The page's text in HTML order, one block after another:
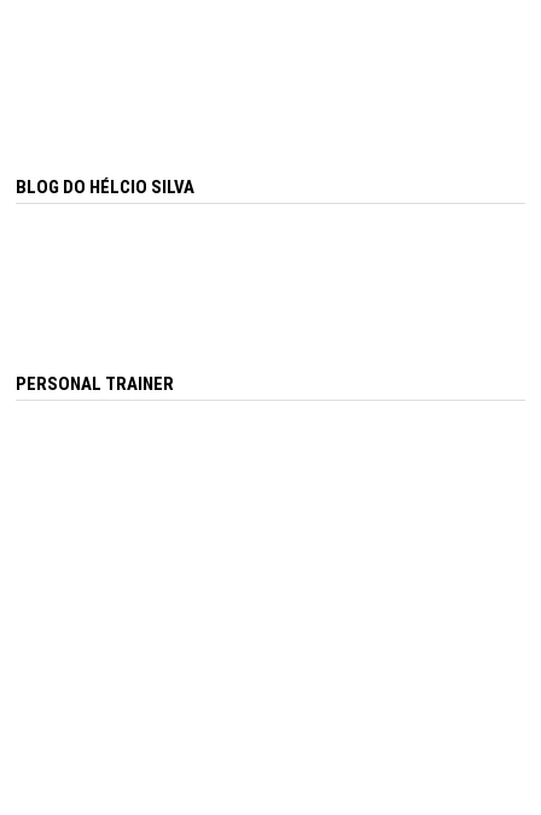
BLOG DO HÉLCIO SILVA
PERSONAL TRAINER